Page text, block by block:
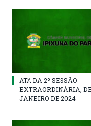
ATA DA 2º SESSÃO
EXTRAORDINÁRIA,
JANEIRO DE 2024